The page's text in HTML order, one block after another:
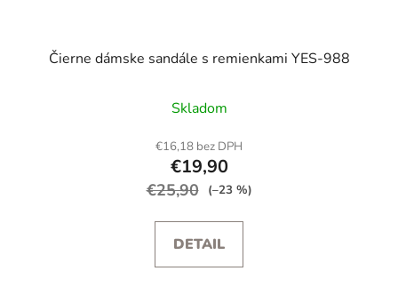
Čierne dámske sandále s remienkami YES-988
Skladom
€16,18 bez DPH
€19,90
€25,90 (–23 %)
DETAIL